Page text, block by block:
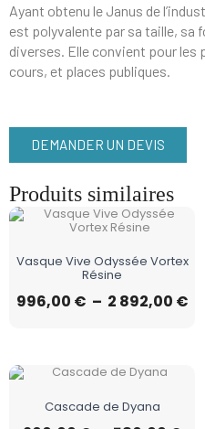
Ayant obtenu le Janus de
est polyvalente par sa taille, sa
diverses. Elle convient pour les
cours, et places publiques.
DEMANDER UN DEVIS
Produits similaires
Vasque Vive Odyssée Vortex
Résine
996,00 € – 2 892,00 €
Cascade de Dyana